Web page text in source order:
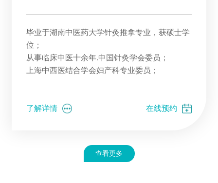
毕业于湖南中医药大学针灸推拿专业，获硕士学
位；
从事临床中医十余年.中国针灸学会委员；
上海中西医结合学会妇产科专业委员；
了解详情 在线预约
查看更多